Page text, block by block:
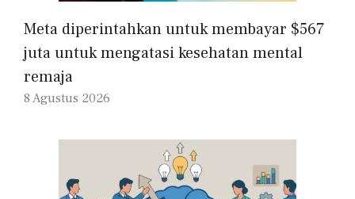
Meta diperintahkan untuk membayar $567
juta untuk mengatasi kesehatan mental
remaja
8 Agustus 2026